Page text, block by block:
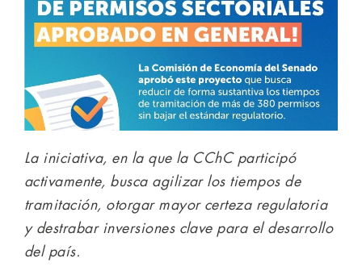
La iniciativa, en la que la CChC participó
activamente, busca agilizar los tiempos de
tramitación, otorgar mayor certeza regulatoria
y destrabar inversiones clave para el desarrollo
del país.